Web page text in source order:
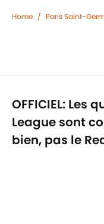
Home / Paris Saint-
OFFICIEL: Les
League sont
bien, pas le